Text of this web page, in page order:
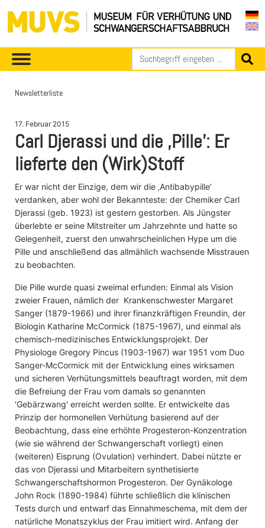
Newsletterliste
17. Februar 2015
Carl Djerassi und die ‚Pille’: Er
lieferte den (Wirk)Stoff
Er war nicht der Einzige, dem wir die ‚Antibabypille’
verdanken, aber wohl der Bekannteste: der Chemiker Carl
Djerassi (geb. 1923) ist gestern gestorben. Als Jüngster
überlebte er seine Mitstreiter um Jahrzehnte und hatte so
Gelegenheit, zuerst den unwahrscheinlichen Hype um die
Pille und anschließend das allmählich wachsende Misstrauen
zu beobachten.
Die Pille wurde quasi zweimal erfunden: Einmal als Vision
zweier Frauen, nämlich der Krankenschwester Margaret
Sanger (1879-1966) und ihrer finanzkräftigen Freundin, der
Biologin Katharine McCormick (1875-1967), und einmal als
chemisch-medizinisches Entwicklungsprojekt. Der
Physiologe Gregory Pincus (1903-1967) war 1951 vom Duo
Sanger-McCormick mit der Entwicklung eines wirksamen
und sicheren Verhütungsmittels beauftragt worden, mit dem
die Befreiung der Frau vom damals so genannten
'Gebärzwang' erreicht werden sollte. Er entwickelte das
Prinzip der hormonellen Verhütung basierend auf der
Beobachtung, dass eine erhöhte Progesteron-Konzentration
(wie sie während der Schwangerschaft vorliegt) einen
(weiteren) Eisprung (Ovulation) verhindert. Dabei nützte er
das von Djerassi und Mitarbeitern synthetisierte
Schwangerschaftshormon Progesteron. Der Gynäkologe
John Rock (1890-1984) führte schließlich die klinischen
Tests durch und entwarf das Einnahmeschema, mit dem der
natürliche Monatszyklus der Frau imitiert wird. Anfang der